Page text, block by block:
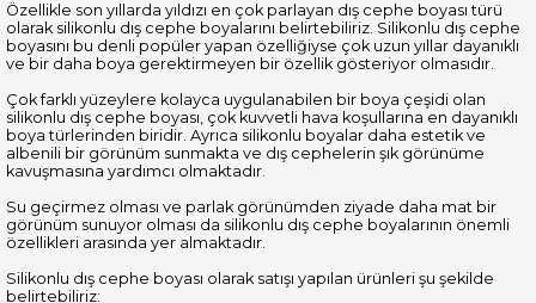
Özellikle son yıllarda yıldızı en çok parlayan dış cephe boyası türü
olarak silikonlu dış cephe boyalarını belirtebiliriz. Silikonlu dış cephe
boyasını bu denli popüler yapan özelliğiyse çok uzun yıllar dayanıklı
ve bir daha boya gerektirmeyen bir özellik gösteriyor olmasıdır.
Çok farklı yüzeylere kolayca uygulanabilen bir boya çeşidi olan
silikonlu dış cephe boyası, çok kuvvetli hava koşullarına en dayanıklı
boya türlerinden biridir. Ayrıca silikonlu boyalar daha estetik ve
albenili bir görünüm sunmakta ve dış cephelerin şık görünüme
kavuşmasına yardımcı olmaktadır.
Su geçirmez olması ve parlak görünümden ziyade daha mat bir
görünüm sunuyor olması da silikonlu dış cephe boyalarının önemli
özellikleri arasında yer almaktadır.
Silikonlu dış cephe boyası olarak satışı yapılan ürünleri şu şekilde
belirtebiliriz: